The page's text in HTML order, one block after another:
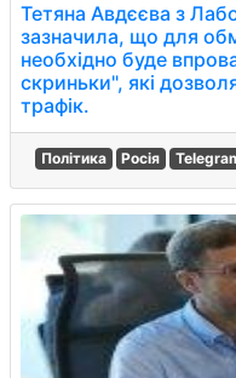
Тетяна Авдєєва з
зазначила, що для
необхідно буде
скриньки", які
трафік.
Політика Росія